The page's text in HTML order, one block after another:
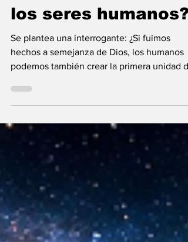
los seres humanos?
hechos a semejanza de Dios, los humanos
podemos también crear la primera unidad
sintética desarrollada en laboratorio abre
nueva era científica que desafía nuestras
ideas sobre la creación... ¿Podemos crear
biológica? Durante siglos creímos que la
mayor aspiración de la inteligencia humana
consistía en comprender la vida. Hoy
comienza a aparecer una posibilidad todavía
más desconcer